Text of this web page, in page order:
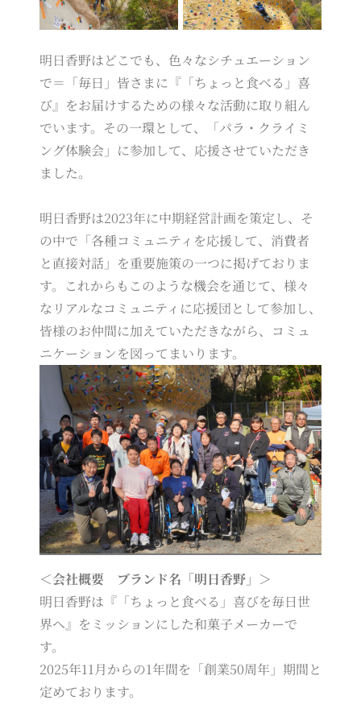
明日香野はどこでも、色々なシチュエーション
で＝「毎日」皆さまに『「ちょっと食べる」喜
び』をお届けするための様々な活動に取り組ん
でいます。その一環として、「パラ・クライミ
ング体験会」に参加して、応援させていただき
ました。
明日香野は2023年に中期経営計画を策定し、そ
の中で「各種コミュニティを応援して、消費者
と直接対話」を重要施策の一つに掲げておりま
す。これからもこのような機会を通じて、様々
なリアルなコミュニティに応援団として参加し、
皆様のお仲間に加えていただきながら、コミュ
ニケーションを図ってまいります。
＜会社概要 ブランド名「明日香野」＞
明日香野は『「ちょっと食べる」喜びを毎日世
界へ』をミッションにした和菓子メーカーで
す。
2025年11月からの1年間を「創業50周年」期間と
定めております。